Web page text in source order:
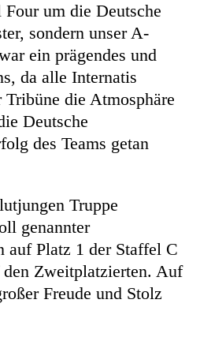
um die Deutsche
sondern unser A-
ein prägendes und
da alle Internatis
die Atmosphäre
Deutsche
des Teams getan
Truppe
genannter
auf Platz 1 der Staffel C
den Zweitplatzierten. Auf
Freude und Stolz